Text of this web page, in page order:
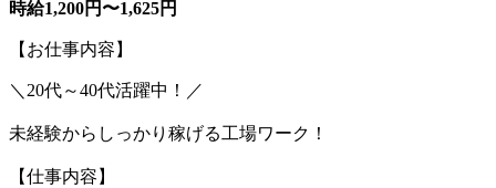
時給1,200円〜1,625円
【お仕事内容】
＼20代～40代活躍中！／
未経験からしっかり稼げる工場ワーク！
【仕事内容】